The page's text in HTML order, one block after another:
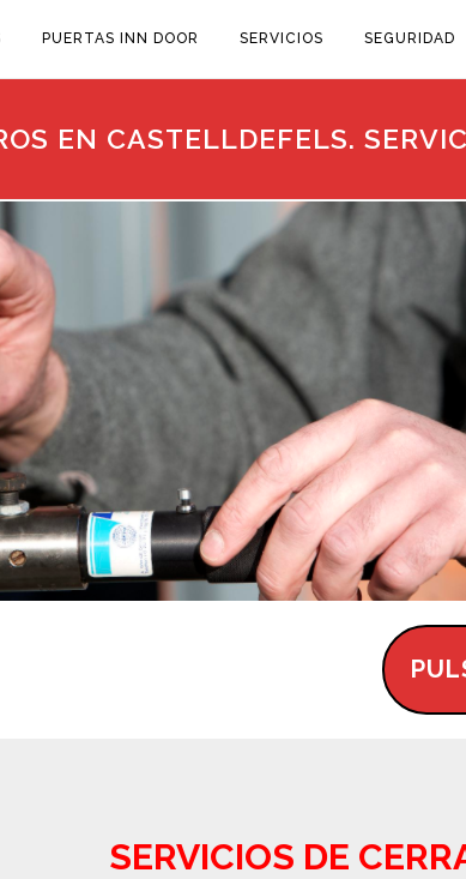
PUERTAS INN DOOR SERVICIOS SEGURIDAD
EN CASTELLDEFELS.
SERVICIOS DE